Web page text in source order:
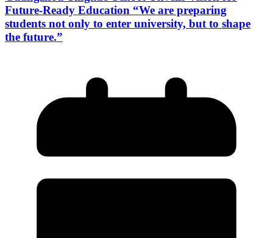
Future-Ready Education “We are preparing
students not only to enter university, but to shape
the future.”